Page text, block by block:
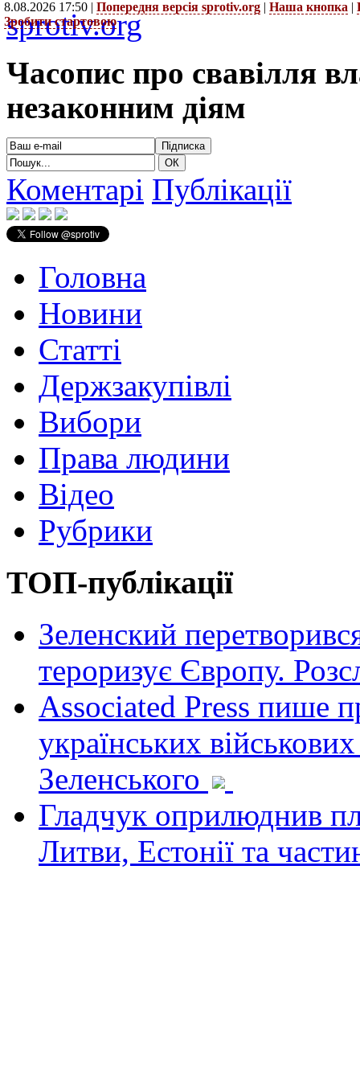
8.08.2026 17:50 | Попередня версія sprotiv.org | Наша кнопка |
Зробити стартовою
sprotiv.org
Часопис про свавілля
незаконним діям
Коментарі Публікації
Головна
Новини
Статті
Держзакупівлі
Вибори
Права людини
Відео
Рубрики
ТОП-публікації
Зеленский
тероризує Європу.
Associated Press пише
українських
Зеленського
Гладчук оприлюднив
Литви, Естонії та